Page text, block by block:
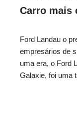
Carro mais
Ford Landau o
empresários de
uma era, o Ford
Galaxie, foi uma